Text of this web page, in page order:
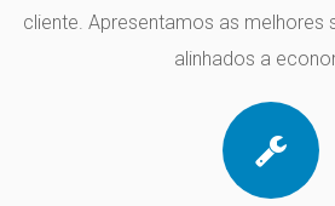
cliente. Apresentamos as
alinhados a